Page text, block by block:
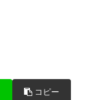
コピー